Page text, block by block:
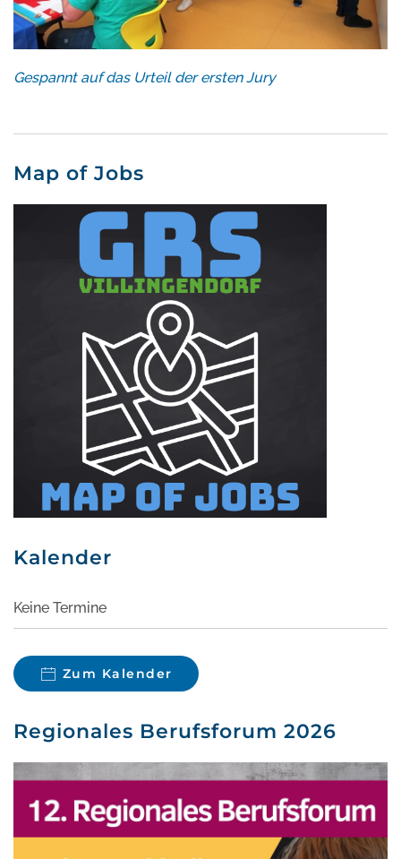
Gespannt auf das Urteil der ersten Jury
Map of Jobs
Kalender
Keine Termine
Zum Kalender
Regionales Berufsforum 2026